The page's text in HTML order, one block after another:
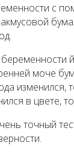
с
моче
изменился,
в цвете,
точный